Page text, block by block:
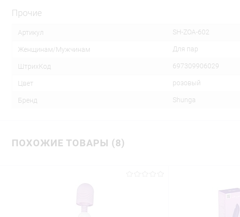
Прочие
Артикул SH-ZOA-602
Женщинам/Мужчинам Для пар
ШтрихКод 697309906029
Цвет розовый
Бренд Shunga
ПОХОЖИЕ ТОВАРЫ (8)